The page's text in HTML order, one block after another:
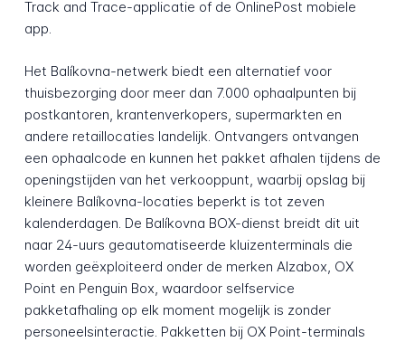
Track and Trace-applicatie of de OnlinePost mobiele
app.
Het Balíkovna-netwerk biedt een alternatief voor
thuisbezorging door meer dan 7.000 ophaalpunten bij
postkantoren, krantenverkopers, supermarkten en
andere retaillocaties landelijk. Ontvangers ontvangen
een ophaalcode en kunnen het pakket afhalen tijdens de
openingstijden van het verkooppunt, waarbij opslag bij
kleinere Balíkovna-locaties beperkt is tot zeven
kalenderdagen. De Balíkovna BOX-dienst breidt dit uit
naar 24-uurs geautomatiseerde kluizenterminals die
worden geëxploiteerd onder de merken Alzabox, OX
Point en Penguin Box, waardoor selfservice
pakketafhaling op elk moment mogelijk is zonder
personeelsinteractie. Pakketten bij OX Point-terminals